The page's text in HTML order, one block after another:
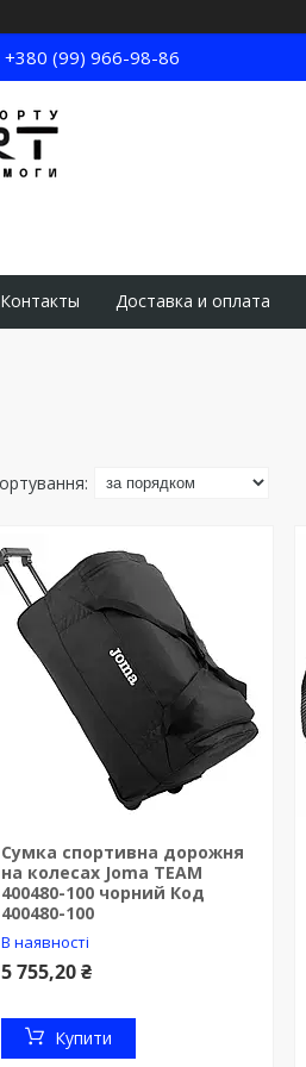
+380 (99) 966-98-86
Контакты Доставка и оплата
Сумка спортивна дорожня
на колесах Joma TEAM
400480-100 чорний Код
400480-100
В наявності
5 755,20 ₴
Купити